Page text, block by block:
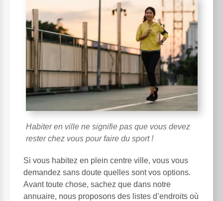
Habiter en ville ne signifie pas que vous devez
rester chez vous pour faire du sport !
Si vous habitez en plein centre ville, vous vous
demandez sans doute quelles sont vos options.
Avant toute chose, sachez que dans notre
annuaire, nous proposons des listes d’endroits où